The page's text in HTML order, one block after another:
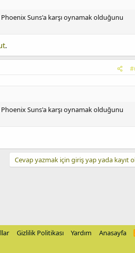
Phoenix Suns'a karşı oynamak olduğunu
.
Phoenix Suns'a karşı oynamak olduğunu
Cevap yazmak için giriş yap yada kayıt
Gizlilik Politikası Yardım Anasayfa